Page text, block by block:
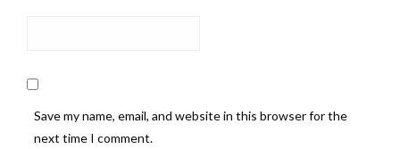
Save my name, email, and website in this browser for the
next time I comment.